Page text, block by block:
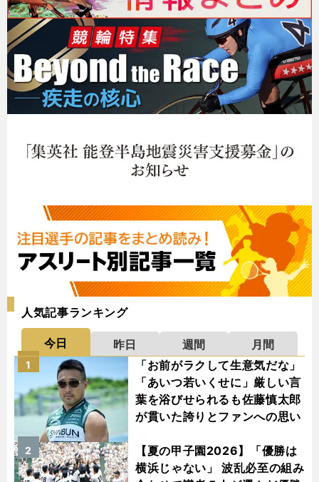
人気記事ランキング
今日 昨日 週間
月間
「お前がラクして生意気だな」
「あいつ若いくせに」厳しい言
葉を浴びせられるも佐藤慎太郎
が貫いた誇りとファンへの思い
1
【夏の甲子園2026】「優勝は
横浜じゃない」 波乱必至の組み
2